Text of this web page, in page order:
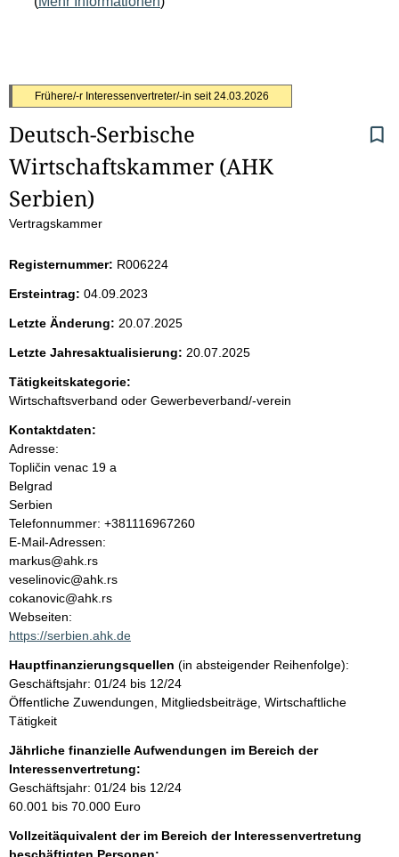
S
e
i
t
e
n
i
n
h
a
l
t
Frühere/-r Interessenvertreter/-in seit 24.03.2026
Deutsch-Serbische
Wirtschaftskammer (AHK
Serbien)
Vertragskammer
Registernummer: R006224
Ersteintrag: 04.09.2023
Letzte Änderung: 20.07.2025
Letzte Jahresaktualisierung: 20.07.2025
Tätigkeitskategorie:
Wirtschaftsverband oder Gewerbeverband/-verein
Kontaktdaten:
Adresse:
Topličin venac 19 a
Belgrad
Serbien
K
o
n
t
a
k
t
n
f
o
r
m
a
t
i
n
Telefonnummer: +381116967260
E-Mail-Adressen:
markus@ahk.rs
veselinovic@ahk.rs
cokanovic@ahk.rs
Webseiten:
https://serbien.ahk.de
Hauptfinanzierungsquellen (in absteigender Reihenfolge):
Geschäftsjahr: 01/24 bis 12/24
Öffentliche Zuwendungen, Mitgliedsbeiträge, Wirtschaftliche
Tätigkeit
Jährliche finanzielle Aufwendungen im Bereich der
Interessenvertretung:
Geschäftsjahr: 01/24 bis 12/24
60.001 bis 70.000 Euro
Vollzeitäquivalent der im Bereich der Interessenvertretung